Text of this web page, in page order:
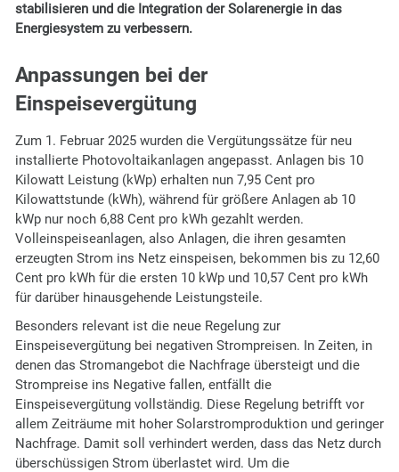
stabilisieren und die Integration der Solarenergie in das
Energiesystem zu verbessern.
Anpassungen bei der
Einspeisevergütung
Zum 1. Februar 2025 wurden die Vergütungssätze für neu
installierte Photovoltaikanlagen angepasst. Anlagen bis 10
Kilowatt Leistung (kWp) erhalten nun 7,95 Cent pro
Kilowattstunde (kWh), während für größere Anlagen ab 10
kWp nur noch 6,88 Cent pro kWh gezahlt werden.
Volleinspeiseanlagen, also Anlagen, die ihren gesamten
erzeugten Strom ins Netz einspeisen, bekommen bis zu 12,60
Cent pro kWh für die ersten 10 kWp und 10,57 Cent pro kWh
für darüber hinausgehende Leistungsteile.
Besonders relevant ist die neue Regelung zur
Einspeisevergütung bei negativen Strompreisen. In Zeiten, in
denen das Stromangebot die Nachfrage übersteigt und die
Strompreise ins Negative fallen, entfällt die
Einspeisevergütung vollständig. Diese Regelung betrifft vor
allem Zeiträume mit hoher Solarstromproduktion und geringer
Nachfrage. Damit soll verhindert werden, dass das Netz durch
überschüssigen Strom überlastet wird. Um die